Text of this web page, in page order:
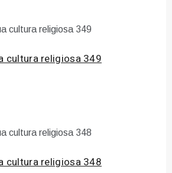
cultura religiosa 349
cultura religiosa 348